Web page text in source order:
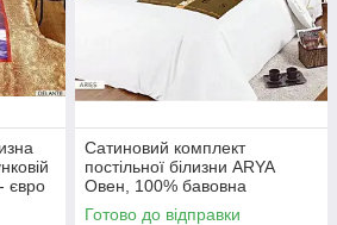
євро
Сатиновий комплект
постільної білизни ARYA
Овен, 100% бавовна
полуторний
Готово до відправки